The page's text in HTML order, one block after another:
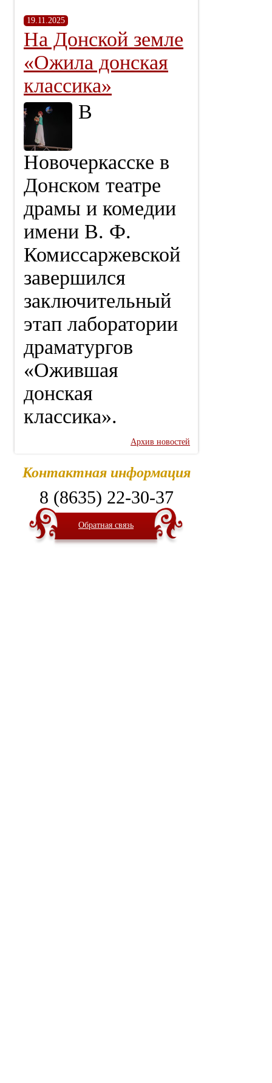
19.11.2025
На Донской земле
«Ожила донская
классика»
В
Новочеркасске в
Донском театре
драмы и комедии
имени В. Ф.
Комиссаржевской
завершился
заключительный
этап лаборатории
драматургов
«Ожившая
донская
классика».
Архив новостей
Контактная информация
8 (8635) 22-30-37
Обратная связь